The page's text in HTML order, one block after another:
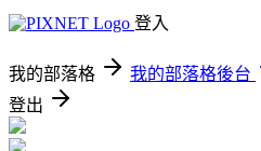
登入
我的部落格 我的部落格後台
登出